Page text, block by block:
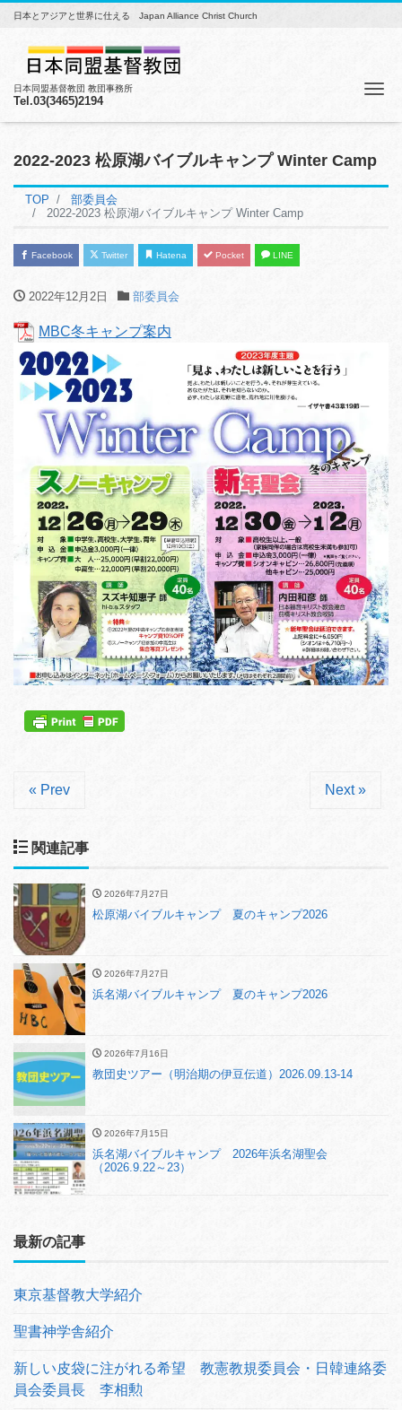
日本とアジアと世界に仕える Japan Alliance Christ Church
日本同盟基督教団 教団事務所
Tel.03(3465)2194
2022-2023 松原湖バイブルキャンプ Winter Camp
TOP
部委員会
2022-2023 松原湖バイブルキャンプ Winter Camp
Facebook Twitter Hatena Pocket LINE
2022年12月2日 部委員会
MBC冬キャンプ案内
« Prev Next »
関連記事
2026年7月27日
松原湖バイブルキャンプ 夏のキャンプ2026
2026年7月27日
浜名湖バイブルキャンプ 夏のキャンプ2026
2026年7月16日
教団史ツアー（明治期の伊豆伝道）2026.09.13-14
2026年7月15日
浜名湖バイブルキャンプ 2026年浜名湖聖会
（2026.9.22～23）
最新の記事
東京基督教大学紹介
聖書神学舎紹介
新しい皮袋に注がれる希望 教憲教規委員会・日韓連絡委
員会委員長 李相勲